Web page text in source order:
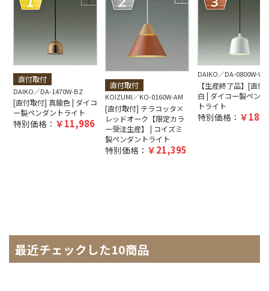
直付取付
DAIKO DA-1470W-BZ
[直付取付] 真鍮色 | ダイコ
ー製ペンダントライト
特別価格： 11,986
直付取付
KOIZUMI KO-0160W-AM
[直付取付] テラコッタ×
レッドオーク【限定カラ
ー受注生産】 | コイズミ
製ペンダントライト
特別価格： 21,395
DAIKO DA-0800W-WH
【生産終了品】[直付
白 | ダイコー製ペン
トライト
特別価格：
最近チェックした10商品